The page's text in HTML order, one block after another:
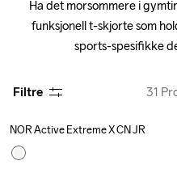
Ha det morsommere i
funksjonell t-skjorte som
sports-spesifikke
Filtre 31
NOR Active Extreme X CN JR